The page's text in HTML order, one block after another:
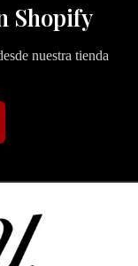
Shopify
nuestra tienda